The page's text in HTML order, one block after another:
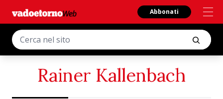
Abbonati
Rainer Kallenbach